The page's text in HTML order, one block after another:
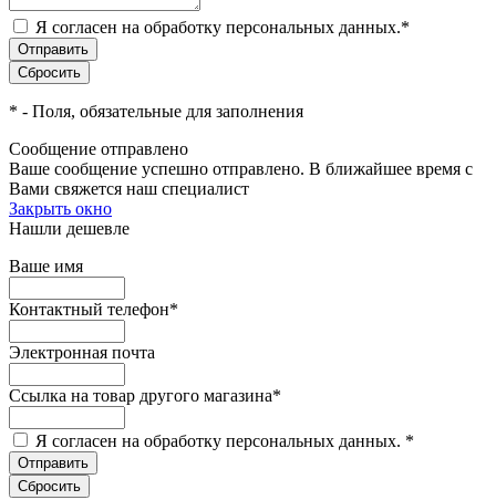
Я согласен на обработку персональных данных.*
* - Поля, обязательные для заполнения
Сообщение отправлено
Ваше сообщение успешно отправлено. В ближайшее время с
Вами свяжется наш специалист
Закрыть окно
Нашли дешевле
Ваше имя
Контактный телефон*
Электронная почта
Ссылка на товар другого магазина*
Я согласен на обработку персональных данных. *